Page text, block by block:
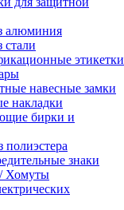
алюминия
стали
этикетки
навесные замки
накладки
бирки и
полиэстера
знаки
Хомуты